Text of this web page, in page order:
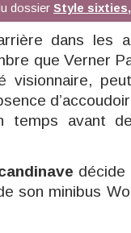
dossier Style
dans les
que Verner
visionnaire,
temps avant
décide
son minibus